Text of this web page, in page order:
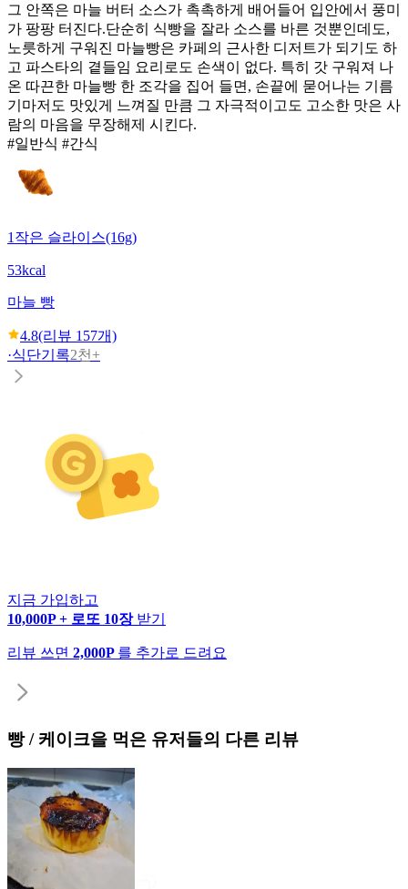
그 안쪽은 마늘 버터 소스가 촉촉하게 배어들어 입안에서 풍미
가 팡팡 터진다. ​단순히 식빵을 잘라 소스를 바른 것뿐인데도,
노릇하게 구워진 마늘빵은 카페의 근사한 디저트가 되기도 하
고 파스타의 곁들임 요리로도 손색이 없다. 특히 갓 구워져 나
온 따끈한 마늘빵 한 조각을 집어 들면, 손끝에 묻어나는 기름
기마저도 맛있게 느껴질 만큼 그 자극적이고도 고소한 맛은 사
람의 마음을 무장해제 시킨다.
#일반식 #간식
1작은 슬라이스(16g)
53kcal
마늘 빵
4.8(리뷰 157개)
·식단기록2천+
지금 가입하고
10,000P + 로또 10장 받기
리뷰 쓰면 2,000P 를 추가로 드려요
빵 / 케이크을 먹은 유저들의 다른 리뷰